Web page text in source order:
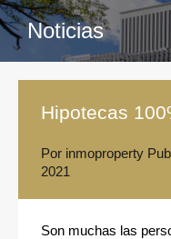
Noticias
Hipotecas
Por inmoproperty
2021
Son muchas las